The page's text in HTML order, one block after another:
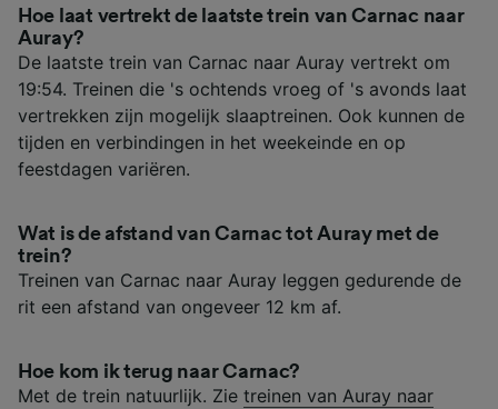
Hoe laat vertrekt de laatste trein van Carnac naar
Auray?
De laatste trein van Carnac naar Auray vertrekt om
19:54. Treinen die 's ochtends vroeg of 's avonds laat
vertrekken zijn mogelijk slaaptreinen. Ook kunnen de
tijden en verbindingen in het weekeinde en op
feestdagen variëren.
Wat is de afstand van Carnac tot Auray met de
trein?
Treinen van Carnac naar Auray leggen gedurende de
rit een afstand van ongeveer 12 km af.
Hoe kom ik terug naar Carnac?
Met de trein natuurlijk. Zie treinen van Auray naar